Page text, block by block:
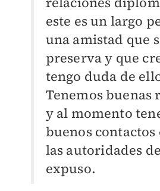
este es un largo
una amistad que
preserva y que
tengo duda de
Tenemos buenas
y al momento
buenos contactos
las autoridades
expuso.